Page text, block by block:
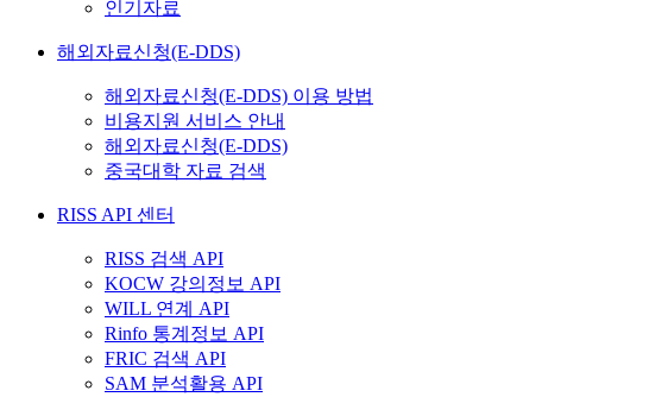
인기자료
해외자료신청(E-DDS)
해외자료신청(E-DDS) 이용 방법
비용지원 서비스 안내
해외자료신청(E-DDS)
중국대학 자료 검색
RISS API 센터
RISS 검색 API
KOCW 강의정보 API
WILL 연계 API
Rinfo 통계정보 API
FRIC 검색 API
SAM 분석활용 API